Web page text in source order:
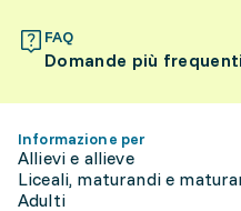
FAQ
Domande più frequenti
Informazione per
Allievi e allieve
Liceali, maturandi e
Adulti